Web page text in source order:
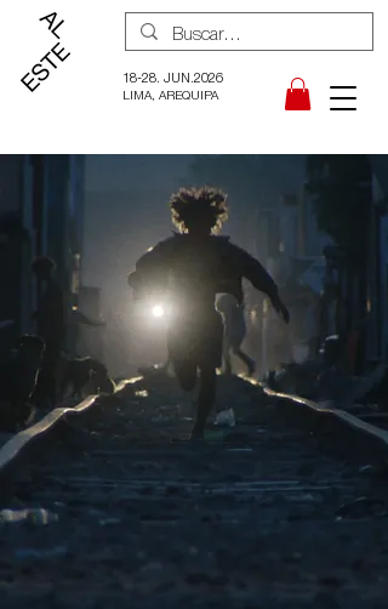
18-28. JUN.2026
LIMA, AREQUIPA